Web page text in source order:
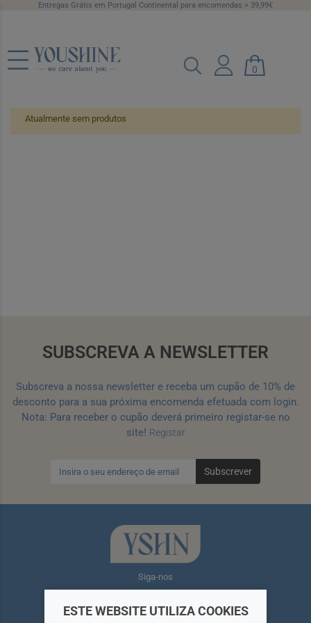
Entregas Grátis em Portugal Continental para encomendas > 39,99€
0
Blush
Atualmente sem produtos
SUBSCREVA A NEWSLETTER
Subscreva a nossa newsletter e receba um cupão de 10% de
desconto para a sua próxima encomenda efetuada com login.
Nota: Para receber o cupão deverá primeiro registar-se no
site! Registar
Subscrever
Siga-nos
ESTE WEBSITE UTILIZA COOKIES